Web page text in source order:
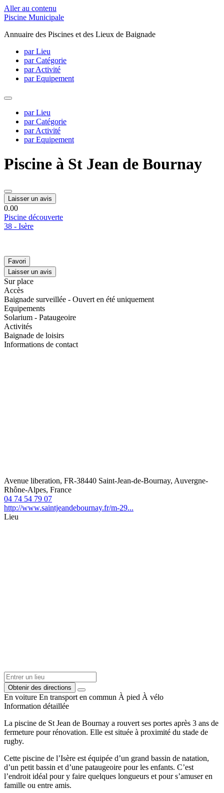
Aller au contenu
Piscine Municipale
Annuaire des Piscines et des Lieux de Baignade
par Lieu
par Catégorie
par Activité
par Equipement
par Lieu
par Catégorie
par Activité
par Equipement
Piscine à St Jean de Bournay
Laisser un avis
0.00
Piscine découverte
38 - Isère
Favori
Laisser un avis
Sur place
Accès
Baignade surveillée - Ouvert en été uniquement
Equipements
Solarium - Pataugeoire
Activités
Baignade de loisirs
Informations de contact
Avenue liberation, FR-38440 Saint-Jean-de-Bournay, Auvergne-
Rhône-Alpes, France
04 74 54 79 07
http://www.saintjeandebournay.fr/m-29...
Lieu
Obtenir des directions
En voiture En transport en commun À pied À vélo
Information détaillée
La piscine de St Jean de Bournay a rouvert ses portes après 3 ans de
fermeture pour rénovation. Elle est située à proximité du stade de
rugby.
Cette piscine de l’Isère est équipée d’un grand bassin de natation,
d’un petit bassin et d’une pataugeoire pour les enfants. C’est
l’endroit idéal pour y faire quelques longueurs et pour s’amuser en
famille ou entre amis.